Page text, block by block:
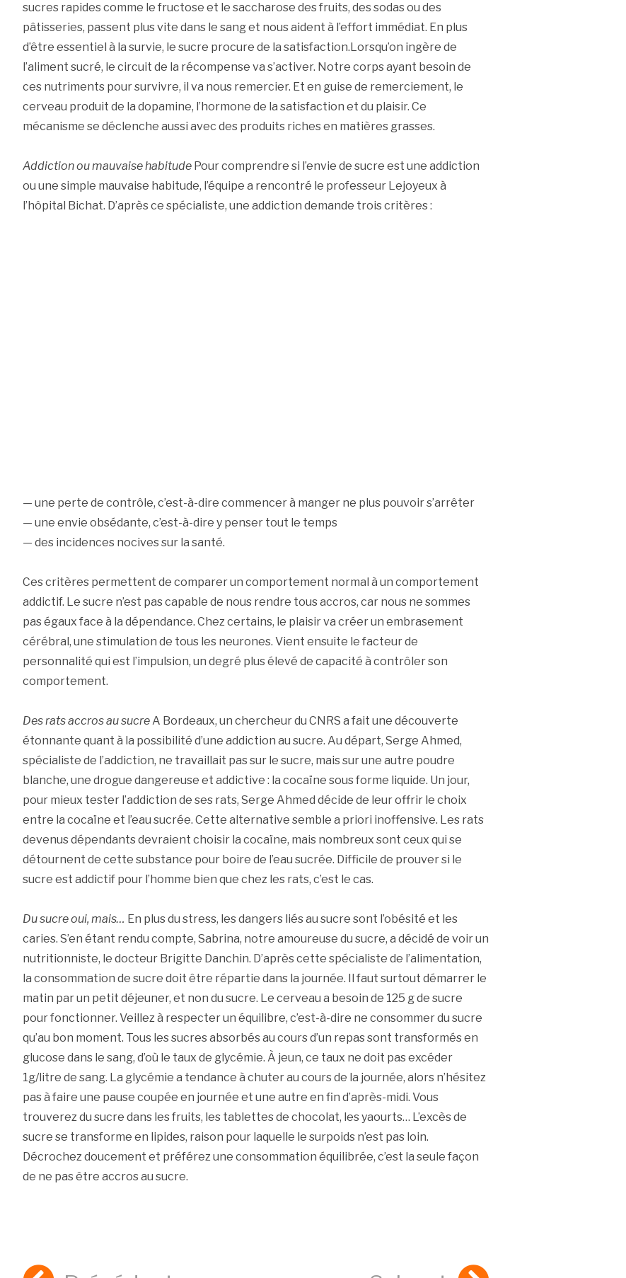
sucres rapides comme le fructose et le saccharose des fruits, des sodas ou des
pâtisseries, passent plus vite dans le sang et nous aident à l’effort immédiat. En plus
d’être essentiel à la survie, le sucre procure de la satisfaction.Lorsqu’on ingère de
l’aliment sucré, le circuit de la récompense va s’activer. Notre corps ayant besoin de
ces nutriments pour survivre, il va nous remercier. Et en guise de remerciement, le
cerveau produit de la dopamine, l’hormone de la satisfaction et du plaisir. Ce
mécanisme se déclenche aussi avec des produits riches en matières grasses.
Addiction ou mauvaise habitudePour comprendre si l’envie de sucre est une addiction
ou une simple mauvaise habitude, l’équipe a rencontré le professeur Lejoyeux à
l’hôpital Bichat. D’après ce spécialiste, une addiction demande trois critères :
— une perte de contrôle, c’est-à-dire commencer à manger ne plus pouvoir s’arrêter
— une envie obsédante, c’est-à-dire y penser tout le temps
— des incidences nocives sur la santé.
Ces critères permettent de comparer un comportement normal à un comportement
addictif. Le sucre n’est pas capable de nous rendre tous accros, car nous ne sommes
pas égaux face à la dépendance. Chez certains, le plaisir va créer un embrasement
cérébral, une stimulation de tous les neurones. Vient ensuite le facteur de
personnalité qui est l’impulsion, un degré plus élevé de capacité à contrôler son
comportement.
Des rats accros au sucreA Bordeaux, un chercheur du CNRS a fait une découverte
étonnante quant à la possibilité d’une addiction au sucre. Au départ, Serge Ahmed,
spécialiste de l’addiction, ne travaillait pas sur le sucre, mais sur une autre poudre
blanche, une drogue dangereuse et addictive : la cocaïne sous forme liquide. Un jour,
pour mieux tester l’addiction de ses rats, Serge Ahmed décide de leur offrir le choix
entre la cocaïne et l’eau sucrée. Cette alternative semble a priori inoffensive. Les rats
devenus dépendants devraient choisir la cocaïne, mais nombreux sont ceux qui se
détournent de cette substance pour boire de l’eau sucrée. Difficile de prouver si le
sucre est addictif pour l’homme bien que chez les rats, c’est le cas.
Du sucre oui, mais… En plus du stress, les dangers liés au sucre sont l’obésité et les
caries. S’en étant rendu compte, Sabrina, notre amoureuse du sucre, a décidé de voir un
nutritionniste, le docteur Brigitte Danchin. D’après cette spécialiste de l’alimentation,
la consommation de sucre doit être répartie dans la journée. Il faut surtout démarrer le
matin par un petit déjeuner, et non du sucre. Le cerveau a besoin de 125 g de sucre
pour fonctionner. Veillez à respecter un équilibre, c’est-à-dire ne consommer du sucre
qu’au bon moment. Tous les sucres absorbés au cours d’un repas sont transformés en
glucose dans le sang, d’où le taux de glycémie. À jeun, ce taux ne doit pas excéder
1g/litre de sang. La glycémie a tendance à chuter au cours de la journée, alors n’hésitez
pas à faire une pause coupée en journée et une autre en fin d’après-midi. Vous
trouverez du sucre dans les fruits, les tablettes de chocolat, les yaourts… L’excès de
sucre se transforme en lipides, raison pour laquelle le surpoids n’est pas loin.
Décrochez doucement et préférez une consommation équilibrée, c’est la seule façon
de ne pas être accros au sucre.